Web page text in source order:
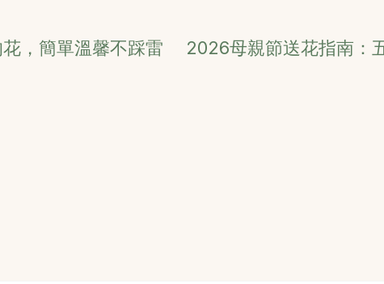
，簡單溫馨不踩雷 2026母親節送花指南：